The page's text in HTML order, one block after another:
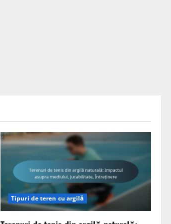
Tipuri de teren cu argilă